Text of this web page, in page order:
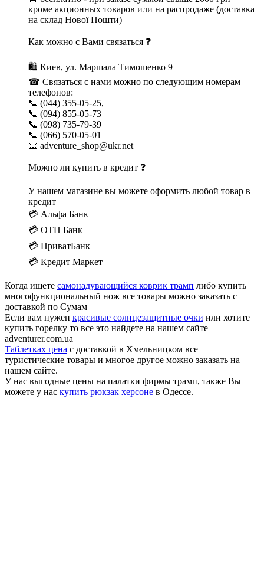
кроме акционных товаров или на распродаже (доставка
на склад Нової Пошти)
Как можно с Вами связаться ❓
🛍 Киев, ул. Маршала Тимошенко 9
☎ Связаться с нами можно по следующим номерам
телефонов:
📞 (044) 355-05-25,
📞 (094) 855-05-73
📞 (098) 735-79-39
📞 (066) 570-05-01
📧 adventure_shop@ukr.net
Можно ли купить в кредит ❓
У нашем магазине вы можете оформить любой товар в
кредит
💳 Альфа Банк
💳 ОТП Банк
💳 ПриватБанк
💳 Кредит Маркет
Когда ищете самонадувающийся коврик трамп либо купить
многофункциональный нож все товары можно заказать с
доставкой по Сумам
Если вам нужен красивые солнцезащитные очки или хотите
купить горелку то все это найдете на нашем сайте
adventurer.com.ua
Таблетках цена с доставкой в Хмельницком все
туристические товары и многое другое можно заказать на
нашем сайте.
У нас выгодные цены на палатки фирмы трамп, также Вы
можете у нас купить рюкзак херсоне в Одессе.